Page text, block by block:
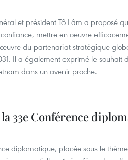
et président Tô Lâm a proposé
mettre en oeuvre
du partenariat stratégique
Il a également exprimé le souhait
dans un avenir proche.
33e Conférence
diplomatique, placée sous le